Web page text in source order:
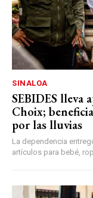
SINALOA
SEBIDES lleva
Choix;
por las lluvias
La dependencia
artículos para bebé,